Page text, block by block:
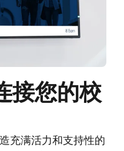
接您的校
充满活力和支持性的